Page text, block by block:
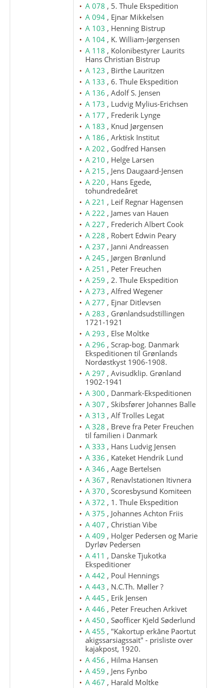
A 078 , 5. Thule Ekspedition
A 094 , Ejnar Mikkelsen
A 103 , Henning Bistrup
A 104 , K. William-Jørgensen
A 118 , Kolonibestyrer Laurits
Hans Christian Bistrup
A 123 , Birthe Lauritzen
A 133 , 6. Thule Ekspedition
A 136 , Adolf S. Jensen
A 173 , Ludvig Mylius-Erichsen
A 177 , Frederik Lynge
A 183 , Knud Jørgensen
A 186 , Arktisk Institut
A 202 , Godfred Hansen
A 210 , Helge Larsen
A 215 , Jens Daugaard-Jensen
A 220 , Hans Egede,
tohundredeåret
A 221 , Leif Regnar Hagensen
A 222 , James van Hauen
A 227 , Frederich Albert Cook
A 228 , Robert Edwin Peary
A 237 , Janni Andreassen
A 245 , Jørgen Brønlund
A 251 , Peter Freuchen
A 259 , 2. Thule Ekspedition
A 273 , Alfred Wegener
A 277 , Ejnar Ditlevsen
A 283 , Grønlandsudstillingen
1721-1921
A 293 , Else Moltke
A 296 , Scrap-bog. Danmark
Ekspeditionen til Grønlands
Nordøstkyst 1906-1908.
A 297 , Avisudklip. Grønland
1902-1941
A 300 , Danmark-Ekspeditionen
A 307 , Skibsfører Johannes Balle
A 313 , Alf Trolles Legat
A 328 , Breve fra Peter Freuchen
til familien i Danmark
A 333 , Hans Ludvig Jensen
A 336 , Kateket Hendrik Lund
A 346 , Aage Bertelsen
A 367 , Renavlstationen Itivnera
A 370 , Scoresbysund Komiteen
A 372 , 1. Thule Ekspedition
A 375 , Johannes Achton Friis
A 407 , Christian Vibe
A 409 , Holger Pedersen og Marie
Dyrløv Pedersen
A 411 , Danske Tjukotka
Ekspeditioner
A 442 , Poul Hennings
A 443 , N.C.Th. Møller ?
A 445 , Erik Jensen
A 446 , Peter Freuchen Arkivet
A 450 , Søofficer Kjeld Søderlund
A 455 , "Kakortup erkâne Paortut
akigssarsiagssait" - prisliste over
kajakpost, 1920.
A 456 , Hilma Hansen
A 459 , Jens Fynbo
A 467 , Harald Moltke